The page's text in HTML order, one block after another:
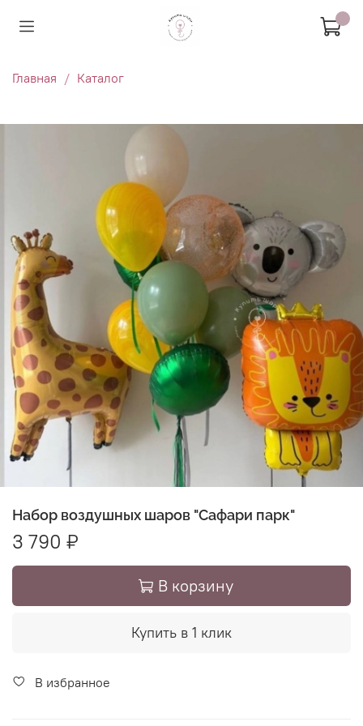
Главная Каталог
Набор воздушных шаров "Сафари парк"
3 790 ₽
В корзину
Купить в 1 клик
В избранное